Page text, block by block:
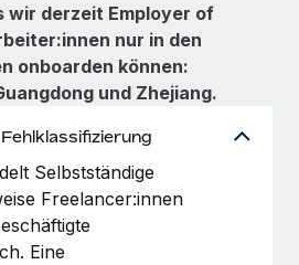
wir derzeit Employer of
nur in den
onboarden können:
und Zhejiang.
Selbstständige
Freelancer:innen
Eine